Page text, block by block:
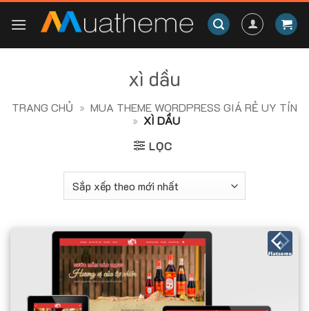
xì dầu
TRANG CHỦ » MUA THEME WORDPRESS GIÁ RẺ UY TÍN
» XÌ DẦU
LỌC